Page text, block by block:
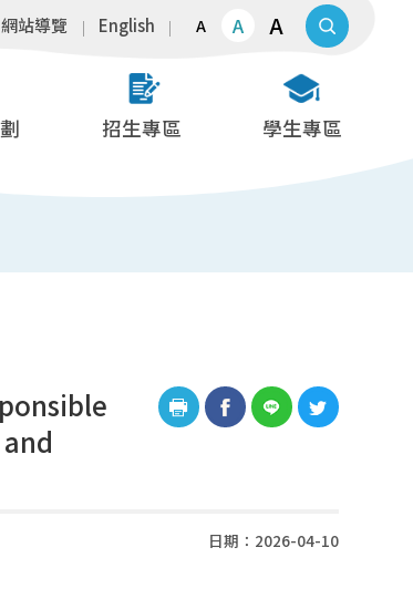
網站導覽 English A A A
招生專區 學生專區
日期：2026-04-10